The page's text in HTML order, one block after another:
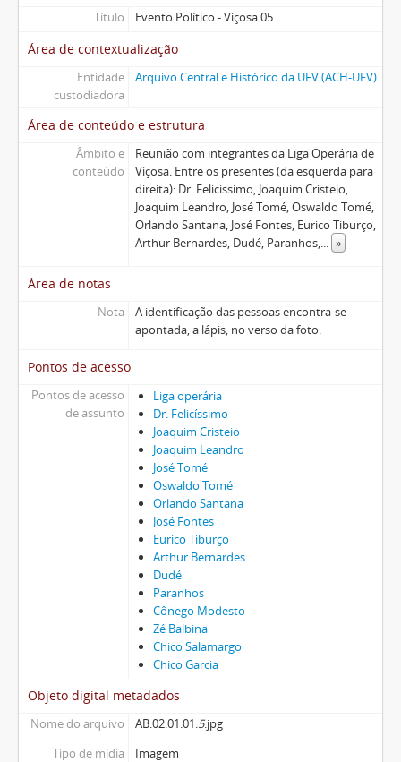
Título Evento Político - Viçosa 05
Área de contextualização
Entidade
custodiadora
Arquivo Central e Histórico da UFV (ACH-UFV)
Área de conteúdo e estrutura
Âmbito e
conteúdo
Reunião com integrantes da Liga Operária de
Viçosa. Entre os presentes (da esquerda para
direita): Dr. Felicissimo, Joaquim Cristeio,
Joaquim Leandro, José Tomé, Oswaldo Tomé,
Orlando Santana, José Fontes, Eurico Tiburço,
Arthur Bernardes, Dudé, Paranhos,... »
Área de notas
Nota
A identificação das pessoas encontra-se
apontada, a lápis, no verso da foto.
Pontos de acesso
Pontos de acesso
de assunto
Liga operária
Dr. Felicíssimo
Joaquim Cristeio
Joaquim Leandro
José Tomé
Oswaldo Tomé
Orlando Santana
José Fontes
Eurico Tiburço
Arthur Bernardes
Dudé
Paranhos
Cônego Modesto
Zé Balbina
Chico Salamargo
Chico Garcia
Objeto digital metadados
Nome do arquivo AB.02.01.01.5.jpg
Tipo de mídia
Imagem